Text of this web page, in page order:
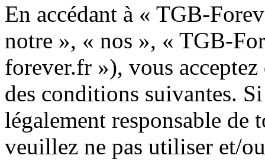
En accédant à « TGB-
notre », « nos », « TGB-
forever.fr »), vous acceptez
des conditions suivantes.
légalement responsable de
veuillez ne pas utiliser et/